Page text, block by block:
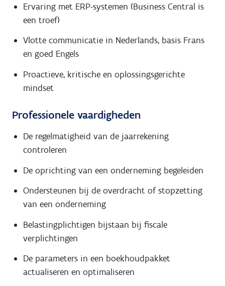
Ervaring met ERP-systemen (Business Central is
een troef)
Vlotte communicatie in Nederlands, basis Frans
en goed Engels
Proactieve, kritische en oplossingsgerichte
mindset
Professionele vaardigheden
De regelmatigheid van de jaarrekening
controleren
De oprichting van een onderneming begeleiden
Ondersteunen bij de overdracht of stopzetting
van een onderneming
Belastingplichtigen bijstaan bij fiscale
verplichtingen
De parameters in een boekhoudpakket
actualiseren en optimaliseren